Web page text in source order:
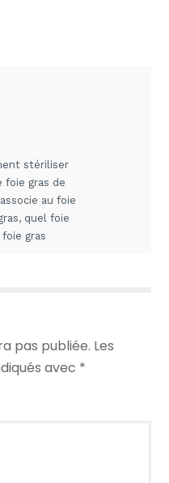
stériliser
foie gras de
au foie
, quel foie
gras
pas publiée. Les
avec *